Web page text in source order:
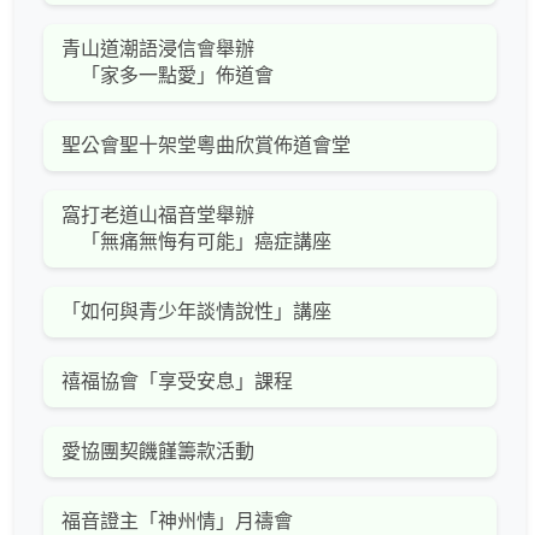
青山道潮語浸信會舉辦
「家多一點愛」佈道會
聖公會聖十架堂粵曲欣賞佈道會堂
窩打老道山福音堂舉辦
「無痛無悔有可能」癌症講座
「如何與青少年談情說性」講座
禧福協會「享受安息」課程
愛協團契饑饉籌款活動
福音證主「神州情」月禱會